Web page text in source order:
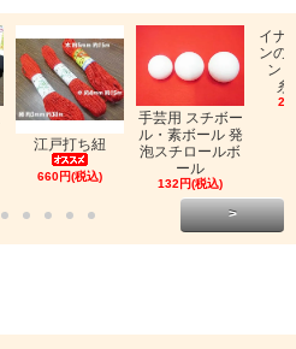
江戸打ち紐
660円(税込)
手芸用 スチボー
ル・素ボール 発
泡スチロールボ
ール
132円(税込)
イナ
ンの
ン
糸
>